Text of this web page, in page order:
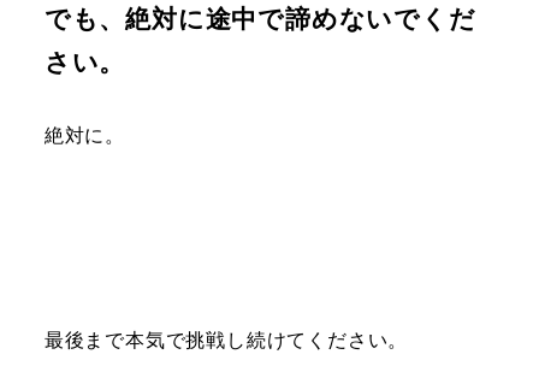
でも、絶対に途中で諦めないでくだ
さい。
絶対に。
最後まで本気で挑戦し続けてください。